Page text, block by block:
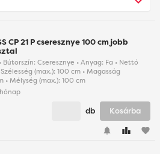
CP 21 P cseresznye 100 cm jobb
Bútorszín: Cseresznye • Anyag: Fa • Nettó
(max.): 100 cm • Magasság
• Mélység (max.): 100 cm
favorite
db Kosárba